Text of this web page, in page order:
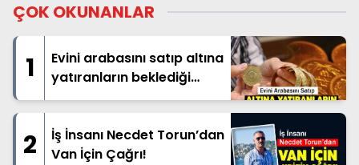
ÇOK OKUNANLAR
1
Evini arabasını satıp altına
yatıranların beklediği
haber geldi
2
İş İnsanı Necdet Torun’dan
Van İçin Çağrı!